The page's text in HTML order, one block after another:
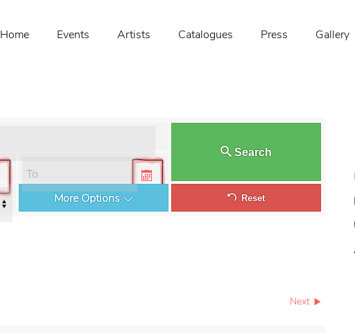
Home Events Artists Catalogues Press Gallery
More Options
Search
Reset
Next